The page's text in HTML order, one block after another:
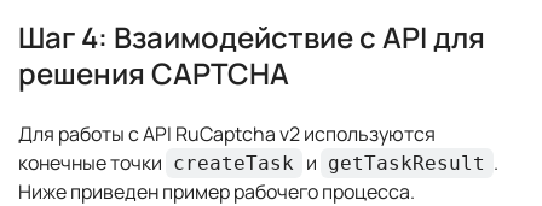
Шаг 4: Взаимодействие с API для
решения CAPTCHA
Для работы с API RuCaptcha v2 используются
конечные точки createTask и getTaskResult .
Ниже приведен пример рабочего процесса.